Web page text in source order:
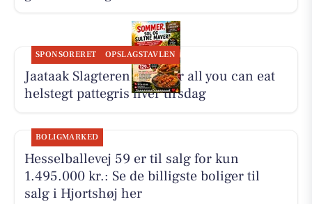
SPONSORERET OPSLAGSTAVLEN
Jaataak Slagteren serverer all you can eat
helstegt pattegris hver tirsdag
BOLIGMARKED
Hesselballevej 59 er til salg for kun
1.495.000 kr.: Se de billigste boliger til
salg i Hjortshøj her